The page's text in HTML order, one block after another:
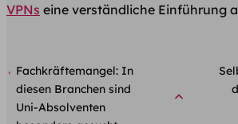
VPNs eine verständliche Einführung
Fachkräftemangel: In
diesen Branchen sind
Uni-Absolventen